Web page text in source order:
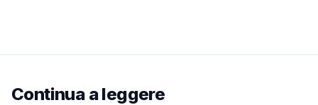
Continua a leggere